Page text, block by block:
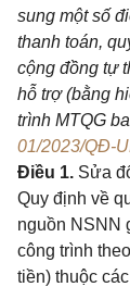
sung một số
thanh toán,
cộng đồng tự
hỗ trợ (bằng
trình MTQG
01/2023/QĐ-
Điều 1. Sửa
Quy định về
nguồn NSNN
công trình
tiền) thuộc